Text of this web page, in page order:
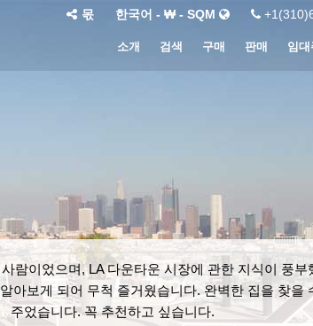
몫 한국어 - ₩ - SQM
소개 검색 구매 판매 임대
람이었으며, LA 다운타운 시장에 관한 지식이 풍
아보게 되어 무척 즐거웠습니다. 완벽한 집을 찾을
주었습니다. 꼭 추천하고 싶습니다.